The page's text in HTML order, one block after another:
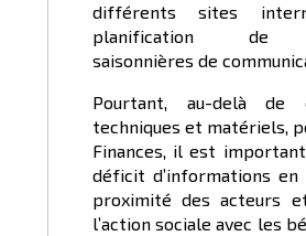
différents sites
planification de
saisonnières de
Pourtant, au-delà de
techniques et matériels,
Finances, il est
déficit d’informations
proximité des acteurs
l’action sociale avec les